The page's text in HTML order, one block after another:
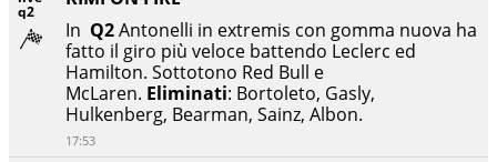
q2
In Q2Antonelli in extremis con gomma nuova ha
fatto il giro più veloce battendo Leclerc ed
Hamilton. Sottotono Red Bull e
McLaren. Eliminati: Bortoleto, Gasly,
Hulkenberg, Bearman, Sainz, Albon.
17:53